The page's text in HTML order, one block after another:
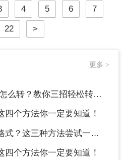
希望你
4 5 6 7
22 >
更多 >
转？教你三招轻松转换！
四个方法你一定要知道！
？这三种方法尝试一下！
四个方法你一定要知道！